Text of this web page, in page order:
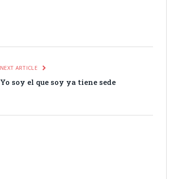
NEXT ARTICLE
Yo soy el que soy ya tiene sede